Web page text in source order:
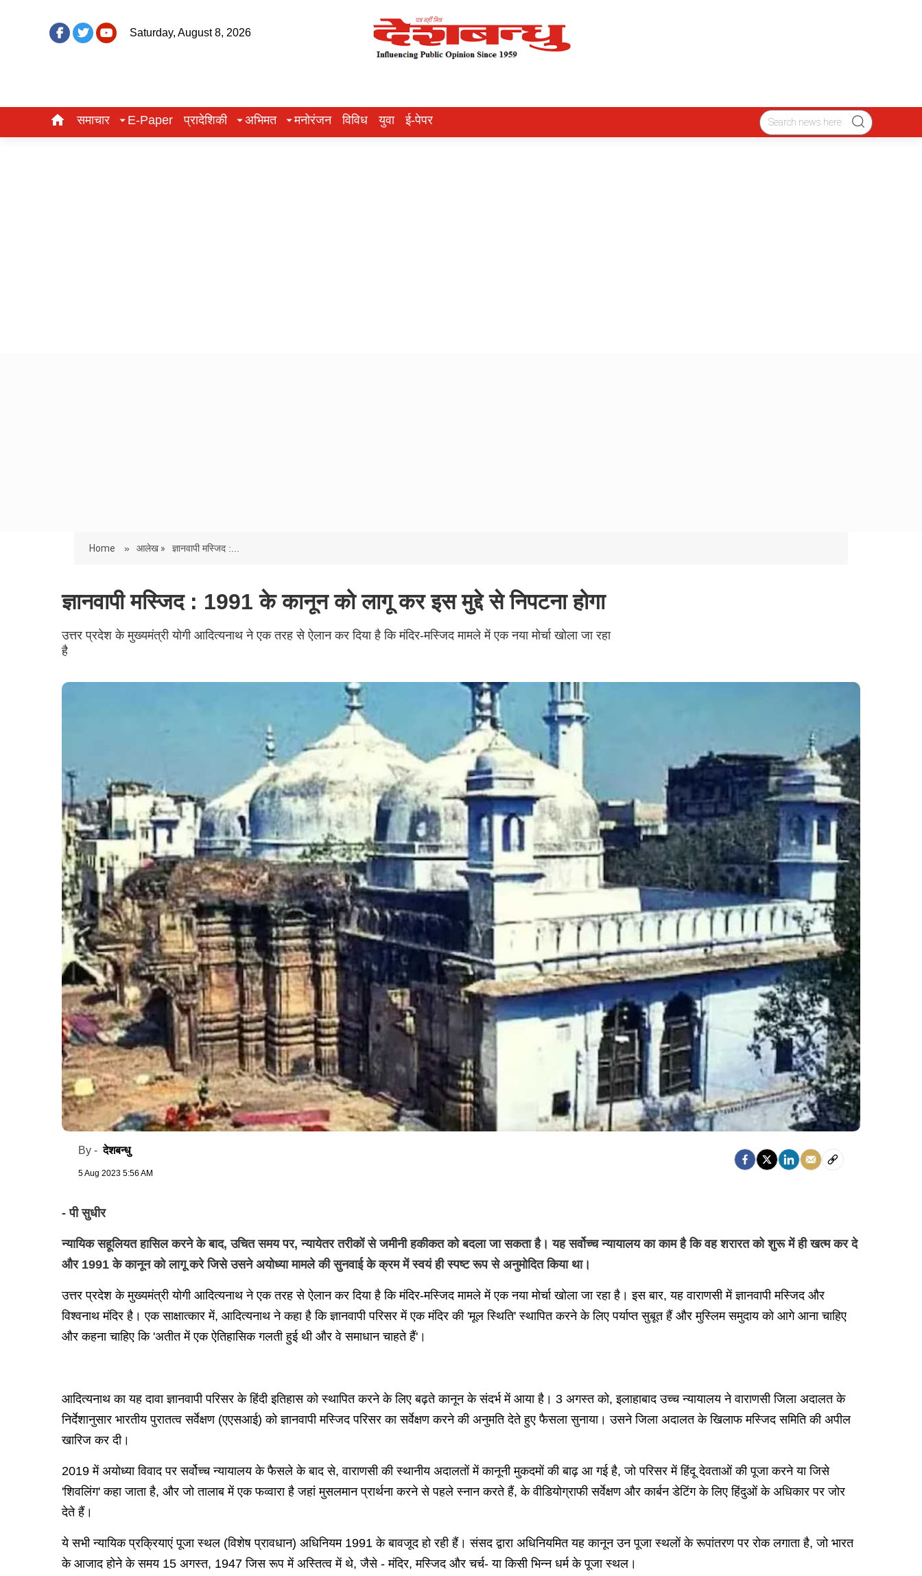
Saturday, August 8, 2026
समाचार E-Paper प्रादेशिकी अभिमत मनोरंजन विविध युवा ई-पेपर
Home » आलेख » ज्ञानवापी मस्जिद :...
ज्ञानवापी मस्जिद : 1991 के कानून को लागू कर इस मुद्दे से निपटना होगा
उत्तर प्रदेश के मुख्यमंत्री योगी आदित्यनाथ ने एक तरह से ऐलान कर दिया है कि मंदिर-मस्जिद मामले में एक नया मोर्चा खोला जा रहा
है
By -देशबन्धु
5 Aug 2023 5:56 AM
- पी सुधीर
न्यायिक सहूलियत हासिल करने के बाद, उचित समय पर, न्यायेतर तरीकों से जमीनी हकीकत को बदला जा सकता है। यह सर्वोच्च न्यायालय का काम है कि वह शरारत को शुरू में ही खत्म कर दे
और 1991 के कानून को लागू करे जिसे उसने अयोध्या मामले की सुनवाई के क्रम में स्वयं ही स्पष्ट रूप से अनुमोदित किया था।
उत्तर प्रदेश के मुख्यमंत्री योगी आदित्यनाथ ने एक तरह से ऐलान कर दिया है कि मंदिर-मस्जिद मामले में एक नया मोर्चा खोला जा रहा है। इस बार, यह वाराणसी में ज्ञानवापी मस्जिद और
विश्वनाथ मंदिर है। एक साक्षात्कार में, आदित्यनाथ ने कहा है कि ज्ञानवापी परिसर में एक मंदिर की 'मूल स्थिति' स्थापित करने के लिए पर्याप्त सुबूत हैं और मुस्लिम समुदाय को आगे आना चाहिए
और कहना चाहिए कि 'अतीत में एक ऐतिहासिक गलती हुई थी और वे समाधान चाहते हैं'।
आदित्यनाथ का यह दावा ज्ञानवापी परिसर के हिंदी इतिहास को स्थापित करने के लिए बढ़ते कानून के संदर्भ में आया है। 3 अगस्त को, इलाहाबाद उच्च न्यायालय ने वाराणसी जिला अदालत के
निर्देशानुसार भारतीय पुरातत्व सर्वेक्षण (एएसआई) को ज्ञानवापी मस्जिद परिसर का सर्वेक्षण करने की अनुमति देते हुए फैसला सुनाया। उसने जिला अदालत के खिलाफ मस्जिद समिति की अपील
खारिज कर दी।
2019 में अयोध्या विवाद पर सर्वोच्च न्यायालय के फैसले के बाद से, वाराणसी की स्थानीय अदालतों में कानूनी मुकदमों की बाढ़ आ गई है, जो परिसर में हिंदू देवताओं की पूजा करने या जिसे
'शिवलिंग' कहा जाता है, और जो तालाब में एक फव्वारा है जहां मुसलमान प्रार्थना करने से पहले स्नान करते हैं, के वीडियोग्राफी सर्वेक्षण और कार्बन डेटिंग के लिए हिंदुओं के अधिकार पर जोर
देते हैं।
ये सभी न्यायिक प्रक्रियाएं पूजा स्थल (विशेष प्रावधान) अधिनियम 1991 के बावजूद हो रही हैं। संसद द्वारा अधिनियमित यह कानून उन पूजा स्थलों के रूपांतरण पर रोक लगाता है, जो भारत
के आजाद होने के समय 15 अगस्त, 1947 जिस रूप में अस्तित्व में थे, जैसे - मंदिर, मस्जिद और चर्च- या किसी भिन्न धर्म के पूजा स्थल।